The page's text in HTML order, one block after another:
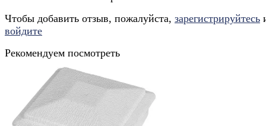
Чтобы добавить отзыв, пожалуйста, зарегистрируйтесь
войдите
Рекомендуем посмотреть